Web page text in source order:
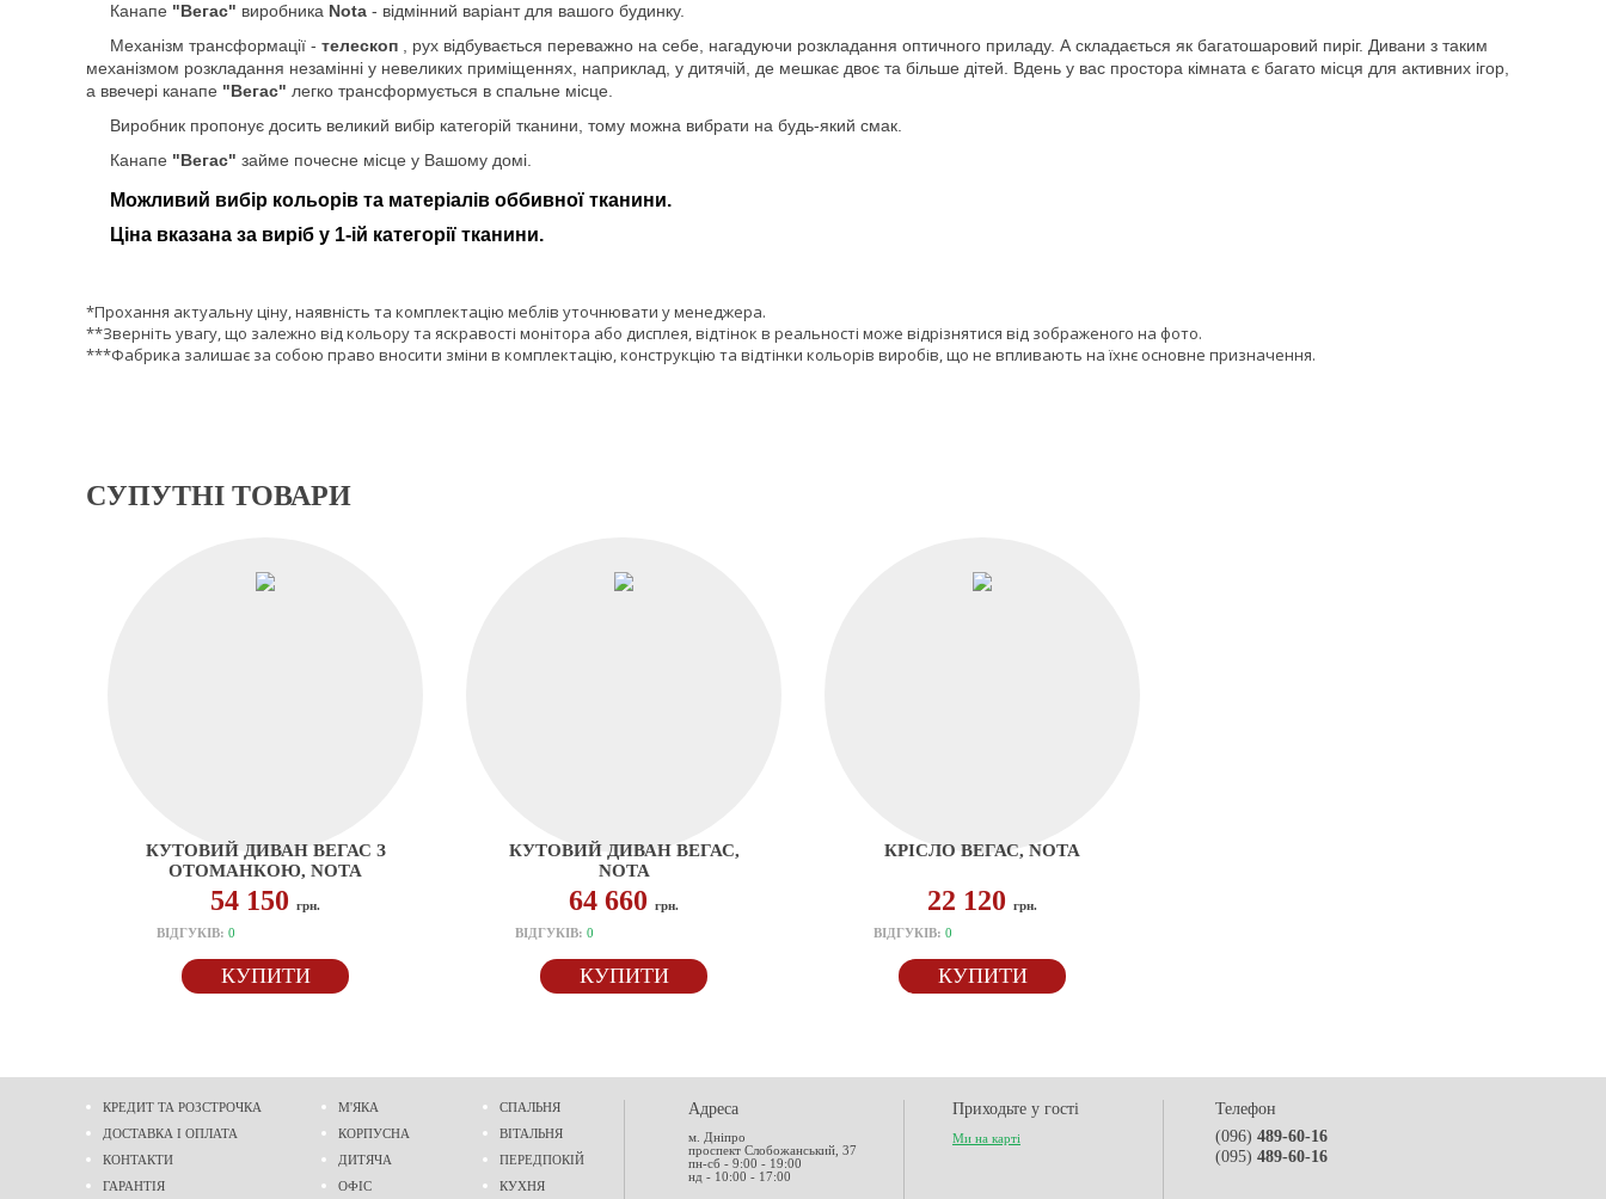
Канапе "Вегас" виробника Nota- відмінний варіант для вашого будинку.
Механізм трансформації - телескоп, рух відбувається переважно на себе, нагадуючи розкладання оптичного приладу. А складається як багатошаровий пиріг. Дивани з таким
механізмом розкладання незамінні у невеликих приміщеннях, наприклад, у дитячій, де мешкає двоє та більше дітей. Вдень у вас простора кімната є багато місця для активних ігор,
а ввечері канапе "Вегас" легко трансформується в спальне місце.
Виробник пропонує досить великий вибір категорій тканини, тому можна вибрати на будь-який смак.
Канапе "Вегас" займе почесне місце у Вашому домі.
Можливий вибір кольорів та матеріалів оббивної тканини.
Ціна вказана за виріб у 1-ій категорії тканини.
*Прохання актуальну ціну, наявність та комплектацію меблів уточнювати у менеджера.
**Зверніть увагу, що залежно від кольору та яскравості монітора або дисплея, відтінок в реальності може відрізнятися від зображеного на фото.
***Фабрика залишає за собою право вносити зміни в комплектацію, конструкцію та відтінки кольорів виробів, що не впливають на їхнє основне призначення.
СУПУТНІ ТОВАРИ
КУТОВИЙ ДИВАН ВЕГАС З
ОТОМАНКОЮ, NOTA
54 150 грн.
ВІДГУКІВ: 0
КУПИТИ
КУТОВИЙ ДИВАН ВЕГАС,
NOTA
64 660 грн.
ВІДГУКІВ: 0
КУПИТИ
КРІСЛО ВЕГАС, NOTA
22 120 грн.
ВІДГУКІВ: 0
КУПИТИ
КРЕДИТ ТА РОЗСТРОЧКА
ДОСТАВКА І ОПЛАТА
КОНТАКТИ
ГАРАНТІЯ
М'ЯКА
КОРПУСНА
ДИТЯЧА
ОФІС
СПАЛЬНЯ
ВІТАЛЬНЯ
ПЕРЕДПОКІЙ
КУХНЯ
Адреса
м. Дніпро
проспект Слобожанський, 37
пн-сб - 9:00 - 19:00
нд - 10:00 - 17:00
Приходьте у гості
Ми на карті
Телефон
(096) 489-60-16
(095) 489-60-16